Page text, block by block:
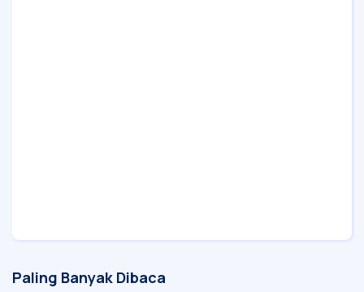
Paling Banyak Dibaca